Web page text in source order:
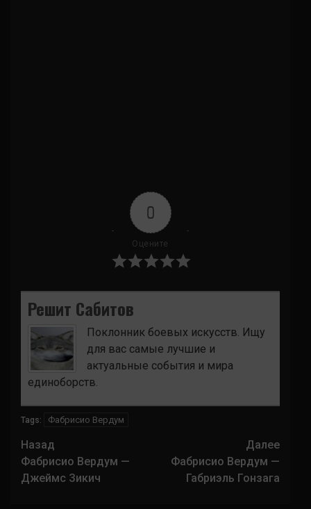
0
Оцените
Решит Сабитов
Поклонник боевых искусств. Ищу
для вас самые лучшие и
актуальные события и мира
единоборств.
Tags: Фабрисио Вердум
Навигация
записи
Назад
Фабрисио Вердум —
Джеймс Зикич
Далее
Фабрисио Вердум —
Габриэль Гонзага